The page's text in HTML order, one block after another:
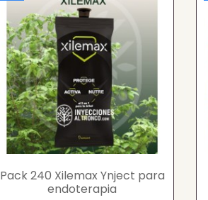
Pack 240 Xilemax Ynject para
endoterapia